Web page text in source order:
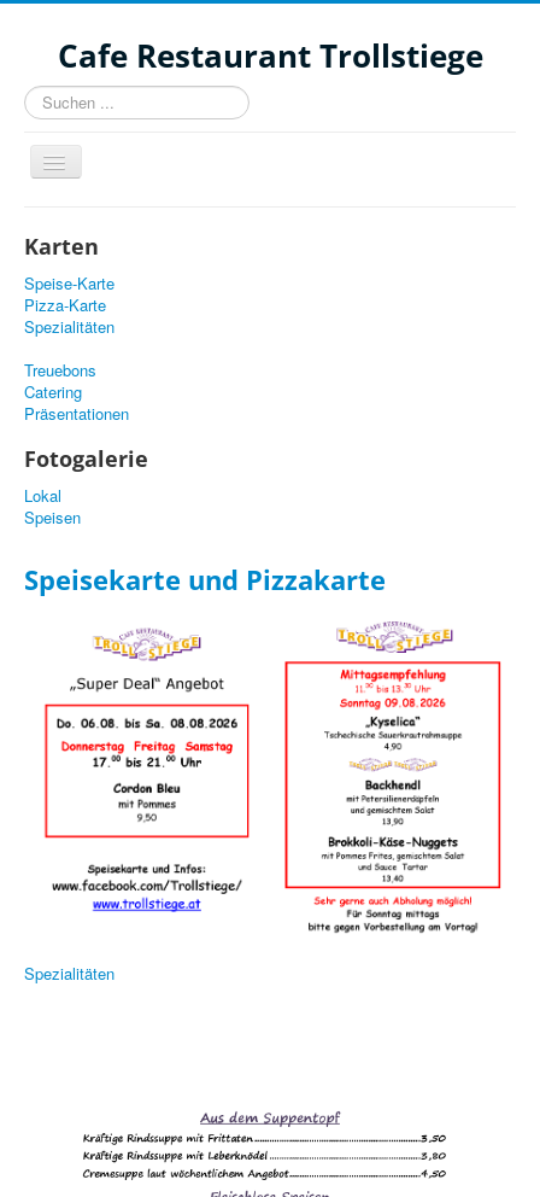
Cafe Restaurant Trollstiege
Suchen
...
Navigation
an/aus
Lokal
Startseite
Öffnungszeiten
Speisekarte
Karten
Speise-Karte
Pizza-Karte
Spezialitäten
Treuebons
Catering
Präsentationen
Fotogalerie
Lokal
Speisen
Speisekarte und Pizzakarte
Spezialitäten